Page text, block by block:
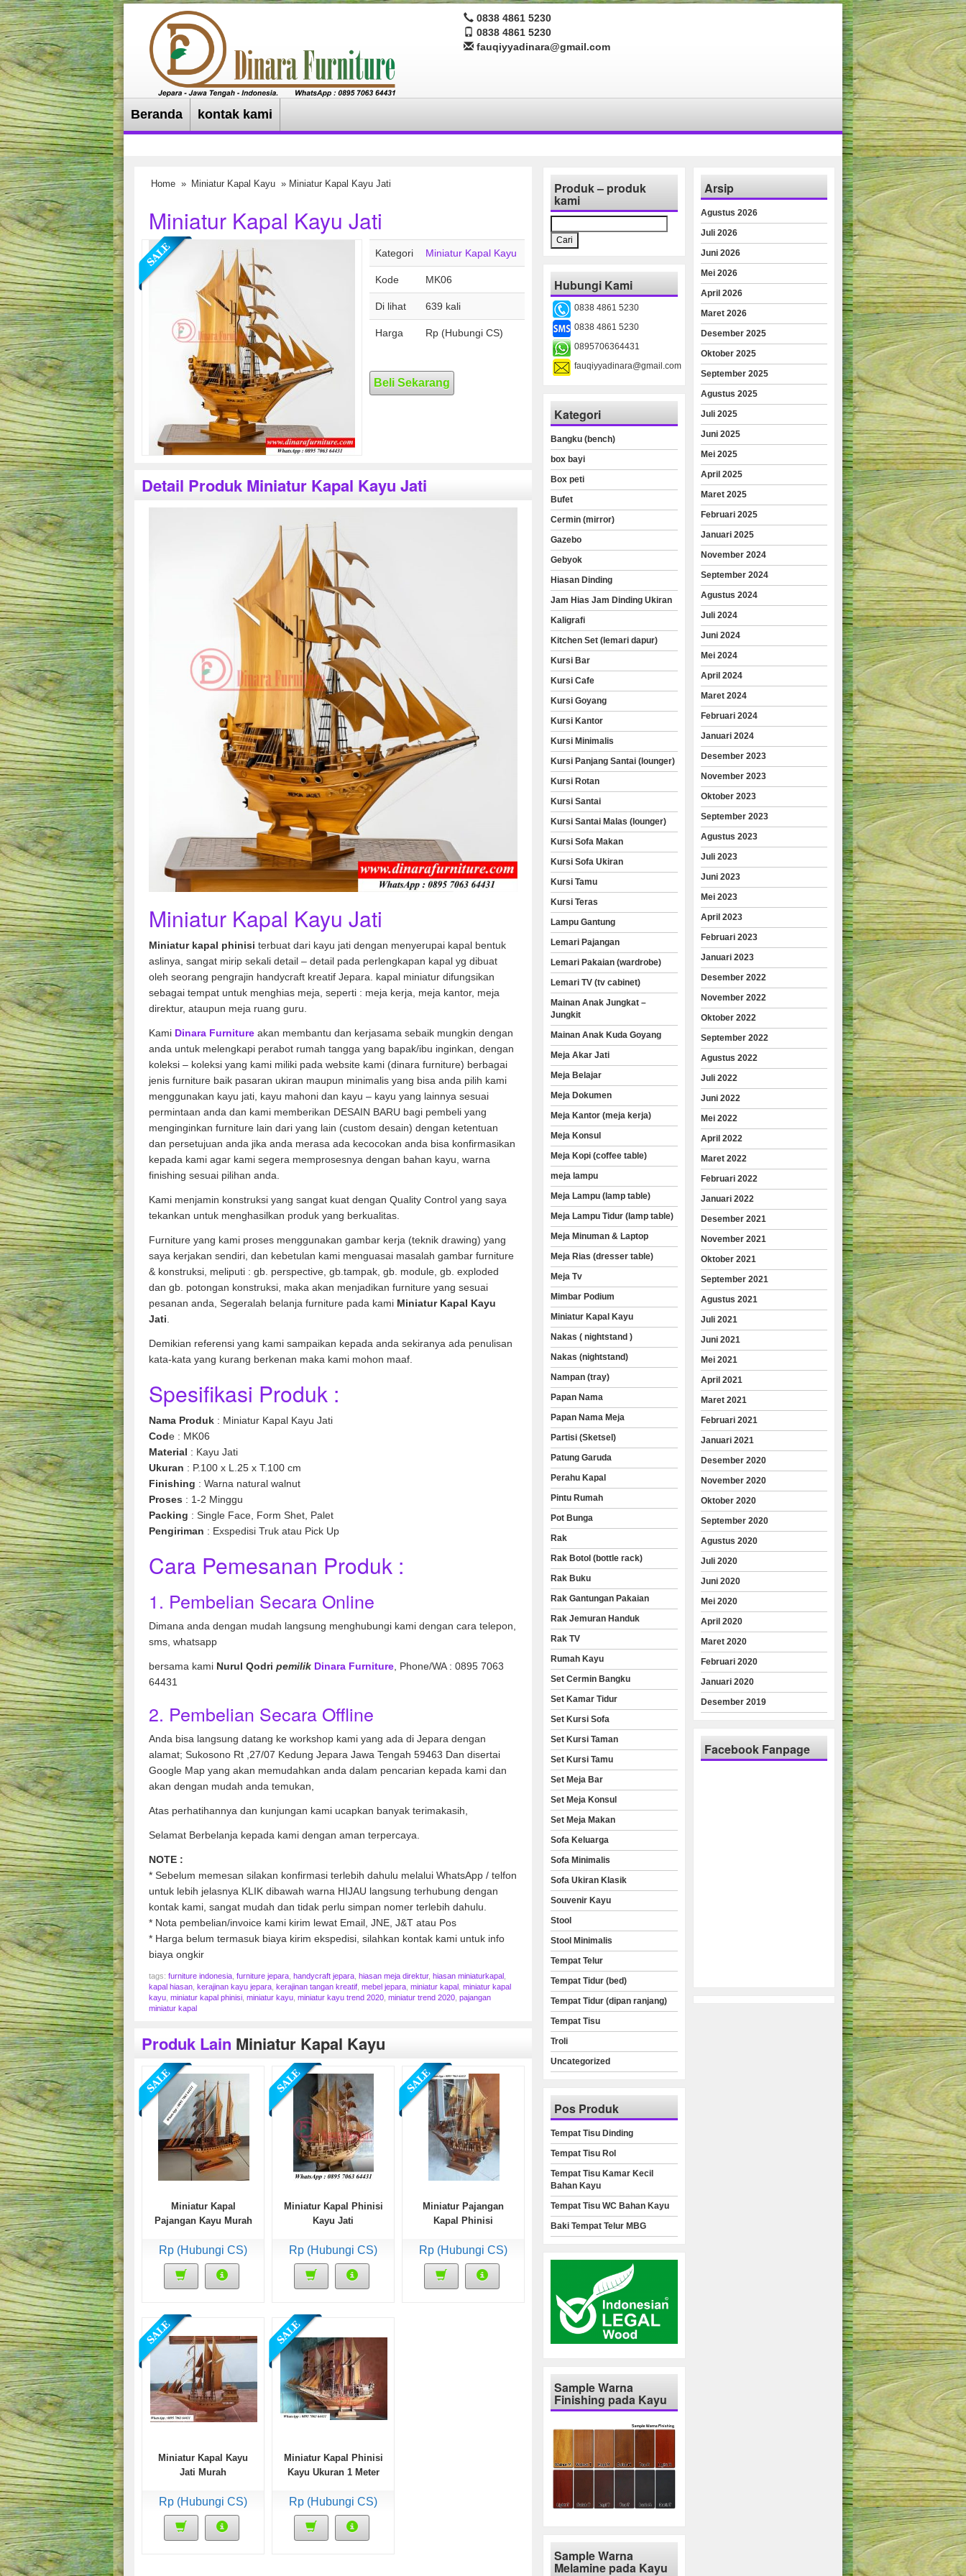
0838 4861 5230
0838 4861 5230
fauqiyyadinara@gmail.com
Beranda kontak kami
Home » Miniatur Kapal Kayu » Miniatur Kapal Kayu Jati
Miniatur Kapal Kayu Jati
Kategori Miniatur Kapal Kayu
Kode MK06
Di lihat 639 kali
Harga Rp (Hubungi CS)
Beli Sekarang
Detail Produk Miniatur Kapal Kayu Jati
Miniatur Kapal Kayu Jati
Miniatur kapal phinisi terbuat dari kayu jati dengan menyerupai kapal bentuk
aslinya, sangat mirip sekali detail – detail pada perlengkapan kapal yg dibuat
oleh seorang pengrajin handycraft kreatif Jepara. kapal miniatur difungsikan
sebagai tempat untuk menghias meja, seperti : meja kerja, meja kantor, meja
direktur, ataupun meja ruang guru.
Kami Dinara Furniture akan membantu dan kerjasama sebaik mungkin dengan
anda untuk melengkapi perabot rumah tangga yang bapak/ibu inginkan, dengan
koleksi – koleksi yang kami miliki pada website kami (dinara furniture) berbagai
jenis furniture baik pasaran ukiran maupun minimalis yang bisa anda pilih kami
menggunakan kayu jati, kayu mahoni dan kayu – kayu yang lainnya sesuai
permintaan anda dan kami memberikan DESAIN BARU bagi pembeli yang
menginginkan furniture lain dari yang lain (custom desain) dengan ketentuan
dan persetujuan anda jika anda merasa ada kecocokan anda bisa konfirmasikan
kepada kami agar kami segera memprosesnya dengan bahan kayu, warna
finishing sesuai pilihan anda.
Kami menjamin konstruksi yang sangat kuat dengan Quality Control yang saya
tekankan untuk menghasilkan produk yang berkualitas.
Furniture yang kami proses menggunakan gambar kerja (teknik drawing) yang
saya kerjakan sendiri, dan kebetulan kami menguasai masalah gambar furniture
& konstruksi, meliputi : gb. perspective, gb.tampak, gb. module, gb. exploded
dan gb. potongan konstruksi, maka akan menjadikan furniture yang sesuai
pesanan anda, Segeralah belanja furniture pada kami Miniatur Kapal Kayu
Jati
Demikian referensi yang kami sampaikan kepada anda sekiranya ada penulisan
kata-kata yang kurang berkenan maka kami mohon maaf.
Spesifikasi Produk :
Nama Produk : Miniatur Kapal Kayu Jati
Code : MK06
Material : Kayu Jati
Ukuran : P.100 x L.25 x T.100 cm
Finishing : Warna natural walnut
Proses : 1-2 Minggu
Packing : Single Face, Form Shet, Palet
Pengiriman : Exspedisi Truk atau Pick Up
Cara Pemesanan Produk :
1. Pembelian Secara Online
Dimana anda dengan mudah langsung menghubungi kami dengan cara telepon,
sms, whatsapp
bersama kami Nurul Qodri pemilik Dinara Furniture , Phone/WA : 0895 7063
64431
2. Pembelian Secara Offline
Anda bisa langsung datang ke workshop kami yang ada di Jepara dengan
alamat; Sukosono Rt ,27/07 Kedung Jepara Jawa Tengah 59463 Dan disertai
Google Map yang akan memudahkan anda dalam pencarian kepada kami dan
akan dengan mudah anda temukan,
Atas perhatihannya dan kunjungan kami ucapkan banyak terimakasih,
Selamat Berbelanja kepada kami dengan aman terpercaya.
NOTE :
* Sebelum memesan silakan konfirmasi terlebih dahulu melalui WhatsApp / telfon
untuk lebih jelasnya KLIK dibawah warna HIJAU langsung terhubung dengan
kontak kami, sangat mudah dan tidak perlu simpan nomer terlebih dahulu.
* Nota pembelian/invoice kami kirim lewat Email, JNE, J&T atau Pos
* Harga belum termasuk biaya kirim ekspedisi, silahkan kontak kami untuk info
biaya ongkir
tags: furniture indonesia furniture jepara handycraft jepara hiasan meja direktur, hiasan miniaturkapal
kapal hiasan kerajinan kayu jepara kerajinan tangan kreatif mebel jepara miniatur kapal miniatur kapal
kayu miniatur kapal phinisi miniatur kayu miniatur kayu trend 2020 miniatur trend 2020 pajangan
miniatur kapal
Produk Lain Miniatur Kapal Kayu
Miniatur Kapal
Pajangan Kayu Murah
Rp (Hubungi CS)
Miniatur Kapal Phinisi
Kayu Jati
Rp (Hubungi CS)
Miniatur Pajangan
Kapal Phinisi
Rp (Hubungi CS)
Miniatur Kapal Kayu
Jati Murah
Rp (Hubungi CS)
Miniatur Kapal Phinisi
Kayu Ukuran 1 Meter
Rp (Hubungi CS)
Produk – produk
kami
untuk:
Hubungi Kami
0838 4861 5230
0838 4861 5230
0895706364431
fauqiyyadinara@gmail.com
Kategori
Bangku (bench)
box bayi
Box peti
Bufet
Cermin (mirror)
Gazebo
Gebyok
Hiasan Dinding
Jam Hias Jam Dinding Ukiran
Kaligrafi
Kitchen Set (lemari dapur)
Kursi Bar
Kursi Cafe
Kursi Goyang
Kursi Kantor
Kursi Minimalis
Kursi Panjang Santai (lounger)
Kursi Rotan
Kursi Santai
Kursi Santai Malas (lounger)
Kursi Sofa Makan
Kursi Sofa Ukiran
Kursi Tamu
Kursi Teras
Lampu Gantung
Lemari Pajangan
Lemari Pakaian (wardrobe)
Lemari TV (tv cabinet)
Mainan Anak Jungkat –
Jungkit
Mainan Anak Kuda Goyang
Meja Akar Jati
Meja Belajar
Meja Dokumen
Meja Kantor (meja kerja)
Meja Konsul
Meja Kopi (coffee table)
meja lampu
Meja Lampu (lamp table)
Meja Lampu Tidur (lamp table)
Meja Minuman & Laptop
Meja Rias (dresser table)
Meja Tv
Mimbar Podium
Miniatur Kapal Kayu
Nakas ( nightstand )
Nakas (nightstand)
Nampan (tray)
Papan Nama
Papan Nama Meja
Partisi (Sketsel)
Patung Garuda
Perahu Kapal
Pintu Rumah
Pot Bunga
Rak
Rak Botol (bottle rack)
Rak Buku
Rak Gantungan Pakaian
Rak Jemuran Handuk
Rak TV
Rumah Kayu
Set Cermin Bangku
Set Kamar Tidur
Set Kursi Sofa
Set Kursi Taman
Set Kursi Tamu
Set Meja Bar
Set Meja Konsul
Set Meja Makan
Sofa Keluarga
Sofa Minimalis
Sofa Ukiran Klasik
Souvenir Kayu
Stool
Stool Minimalis
Tempat Telur
Tempat Tidur (bed)
Tempat Tidur (dipan ranjang)
Tempat Tisu
Troli
Uncategorized
Pos Produk
Tempat Tisu Dinding
Tempat Tisu Rol
Tempat Tisu Kamar Kecil
Bahan Kayu
Tempat Tisu WC Bahan Kayu
Baki Tempat Telur MBG
Sample Warna
Finishing pada Kayu
Sample Warna
Melamine pada Kayu
Arsip
Agustus 2026
Juli 2026
Juni 2026
Mei 2026
April 2026
Maret 2026
Desember 2025
Oktober 2025
September 2025
Agustus 2025
Juli 2025
Juni 2025
Mei 2025
April 2025
Maret 2025
Februari 2025
Januari 2025
November 2024
September 2024
Agustus 2024
Juli 2024
Juni 2024
Mei 2024
April 2024
Maret 2024
Februari 2024
Januari 2024
Desember 2023
November 2023
Oktober 2023
September 2023
Agustus 2023
Juli 2023
Juni 2023
Mei 2023
April 2023
Februari 2023
Januari 2023
Desember 2022
November 2022
Oktober 2022
September 2022
Agustus 2022
Juli 2022
Juni 2022
Mei 2022
April 2022
Maret 2022
Februari 2022
Januari 2022
Desember 2021
November 2021
Oktober 2021
September 2021
Agustus 2021
Juli 2021
Juni 2021
Mei 2021
April 2021
Maret 2021
Februari 2021
Januari 2021
Desember 2020
November 2020
Oktober 2020
September 2020
Agustus 2020
Juli 2020
Juni 2020
Mei 2020
April 2020
Maret 2020
Februari 2020
Januari 2020
Desember 2019
Facebook Fanpage